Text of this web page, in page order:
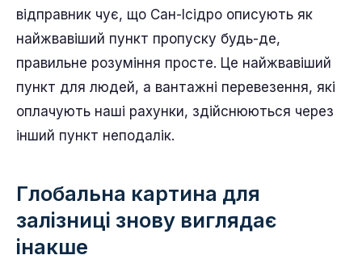
відправник чує, що Сан-Ісідро описують як
найжвавіший пункт пропуску будь-де,
правильне розуміння просте. Це найжвавіший
пункт для людей, а вантажні перевезення, які
оплачують наші рахунки, здійснюються через
інший пункт неподалік.
Глобальна картина для
залізниці знову виглядає
інакше